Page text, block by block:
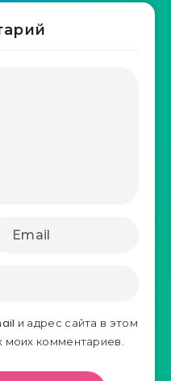
и адрес сайта в этом
моих комментариев.